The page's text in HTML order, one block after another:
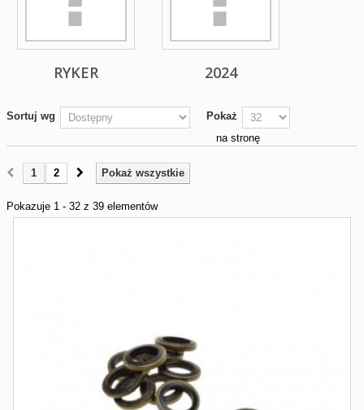
RYKER 2024
Sortuj wg
Pokaż
na stronę
Pokaż wszystkie
1 2
Pokazuje 1 - 32 z 39 elementów